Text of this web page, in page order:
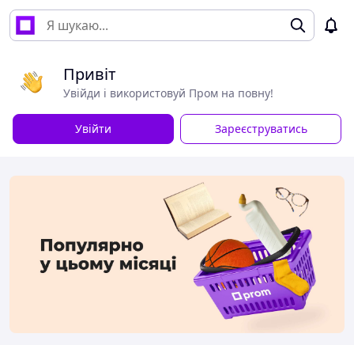
Привіт
Увійди і використовуй Пром на повну!
Увійти Зареєструватись